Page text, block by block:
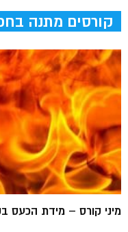
קורסים מתנה
מיני קורס – מידת הכעס